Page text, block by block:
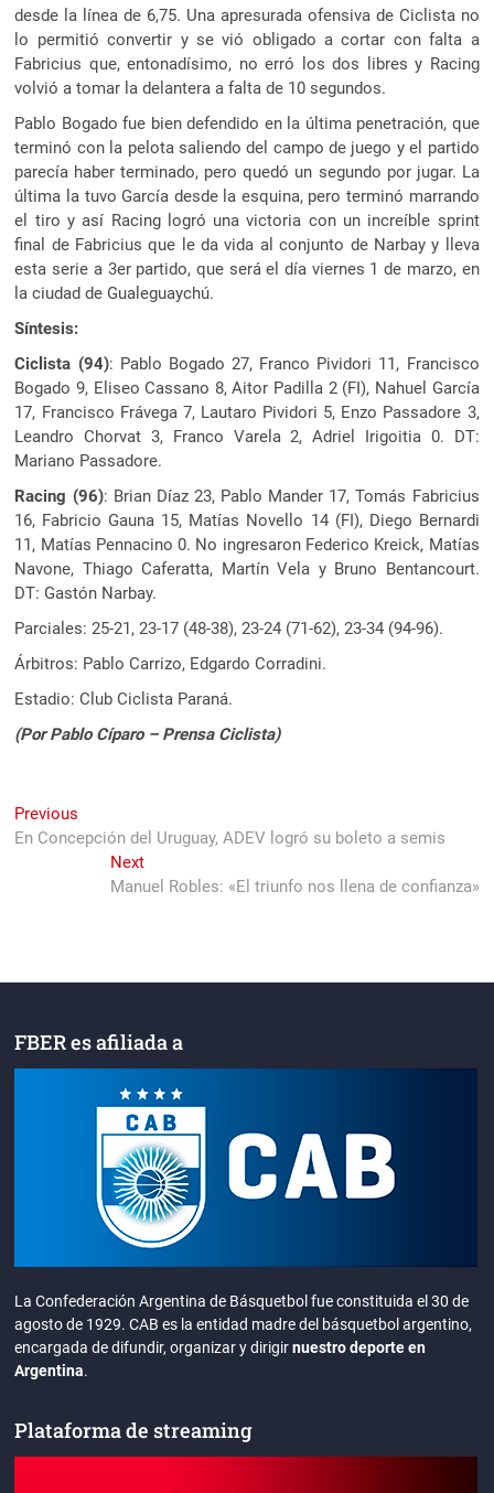
desde la línea de 6,75. Una apresurada ofensiva de Ciclista no
lo permitió convertir y se vió obligado a cortar con falta a
Fabricius que, entonadísimo, no erró los dos libres y Racing
volvió a tomar la delantera a falta de 10 segundos.
Pablo Bogado fue bien defendido en la última penetración, que
terminó con la pelota saliendo del campo de juego y el partido
parecía haber terminado, pero quedó un segundo por jugar. La
última la tuvo García desde la esquina, pero terminó marrando
el tiro y así Racing logró una victoria con un increíble sprint
final de Fabricius que le da vida al conjunto de Narbay y lleva
esta serie a 3er partido, que será el día viernes 1 de marzo, en
la ciudad de Gualeguaychú.
Síntesis:
Ciclista (94): Pablo Bogado 27, Franco Pividori 11, Francisco
Bogado 9, Eliseo Cassano 8, Aitor Padilla 2 (FI), Nahuel García
17, Francisco Frávega 7, Lautaro Pividori 5, Enzo Passadore 3,
Leandro Chorvat 3, Franco Varela 2, Adriel Irigoitia 0. DT:
Mariano Passadore.
Racing (96): Brian Díaz 23, Pablo Mander 17, Tomás Fabricius
16, Fabricio Gauna 15, Matías Novello 14 (FI), Diego Bernardi
11, Matías Pennacino 0. No ingresaron Federico Kreick, Matías
Navone, Thiago Caferatta, Martín Vela y Bruno Bentancourt.
DT: Gastón Narbay.
Parciales: 25-21, 23-17 (48-38), 23-24 (71-62), 23-34 (94-96).
Árbitros: Pablo Carrizo, Edgardo Corradini.
Estadio: Club Ciclista Paraná.
(Por Pablo Cíparo – Prensa Ciclista)
Navegación
de
Previous
post:
En Concepción del Uruguay, ADEV logró su boleto a semis
NextNext
post:
Manuel Robles: «El triunfo nos llena de confianza»
FBER es afiliada a
La Confederación Argentina de Básquetbol fue constituida el 30 de
agosto de 1929. CAB es la entidad madre del básquetbol argentino,
encargada de difundir, organizar y dirigirnuestro deporte en
Argentina.
Plataforma de streaming